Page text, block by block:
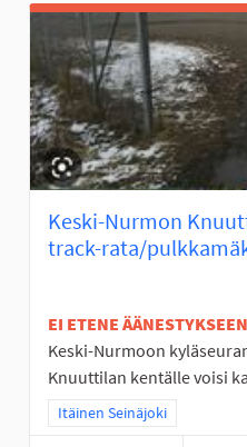
Keski-Nurmon
track-rata/
EI ETENE ÄÄNESTYKSEEN
Keski-Nurmoon
Knuuttilan kentälle voisi
Rajaa tulokset teeman
Itäinen Seinäjoki